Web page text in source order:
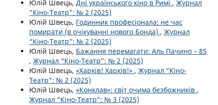
Юлій Швець, Дні українського кіно в Римі , Журнал
“Кіно-Театр”: № 2 (2025)
Юлій Швець, Годинник професіонала: не час
помирати (в очікуваннi нового Бонда) , Журнал
“Кіно-Театр”: № 2 (2025)
Юлій Швець, Бажання перемагати: Аль Пачино – 85
, Журнал “Кіно-Театр”: № 2 (2025)
Юлій Швець, «Харків! Харків!» , Журнал “Кіно-
Театр”: № 2 (2025)
Юлій Швець, «Конклав»: світ очима безбожників ,
Журнал “Кіно-Театр”: № 3 (2025)